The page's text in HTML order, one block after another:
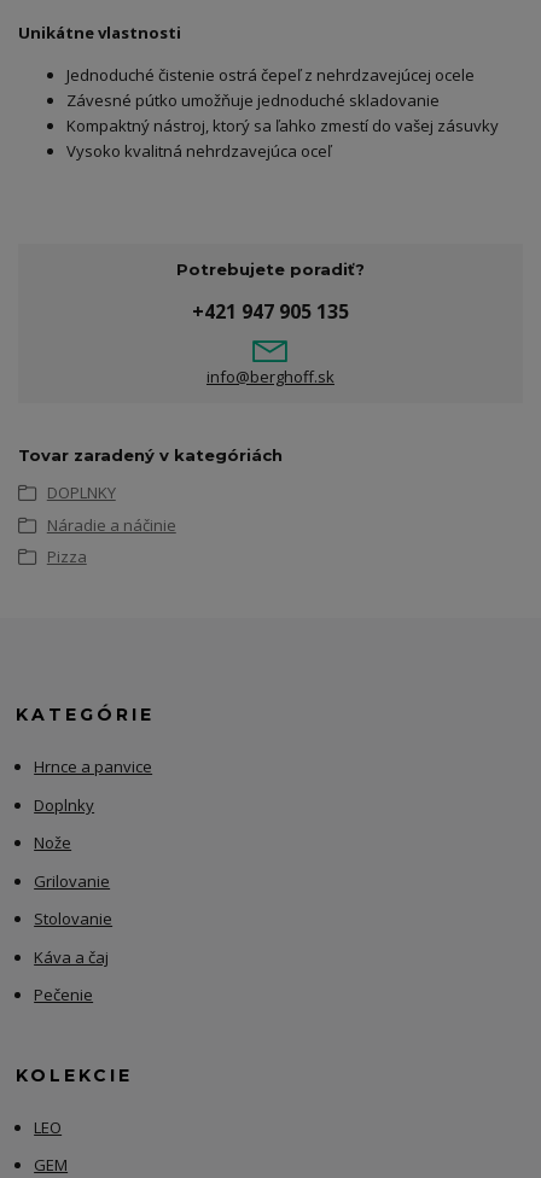
Unikátne vlastnosti
Jednoduché čistenie ostrá čepeľ z nehrdzavejúcej ocele
Závesné pútko umožňuje jednoduché skladovanie
Kompaktný nástroj, ktorý sa ľahko zmestí do vašej zásuvky
Vysoko kvalitná nehrdzavejúca oceľ
Potrebujete poradiť?
+421 947 905 135
info@berghoff.sk
Tovar zaradený v kategóriách
DOPLNKY
Náradie a náčinie
Pizza
KATEGÓRIE
Hrnce a panvice
Doplnky
Nože
Grilovanie
Stolovanie
Káva a čaj
Pečenie
KOLEKCIE
LEO
GEM